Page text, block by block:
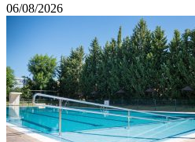
06/08/2026